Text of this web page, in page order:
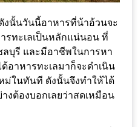
งนั้นวันนี้อาหารที่น้าอ้วนจะ
รทะเลเป็นหลักแน่นอน ที่
ลบุรี และมีอาชีพในการหา
อาหารทะเลมาก็จะดำเนิน
ม่ในทันที ดังนั้นจึงทำให้ได้
งต้องบอกเลยว่าสดเหมือน